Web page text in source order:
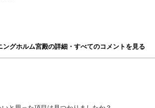
ングホルム宮殿の詳細・すべてのコメントを見る